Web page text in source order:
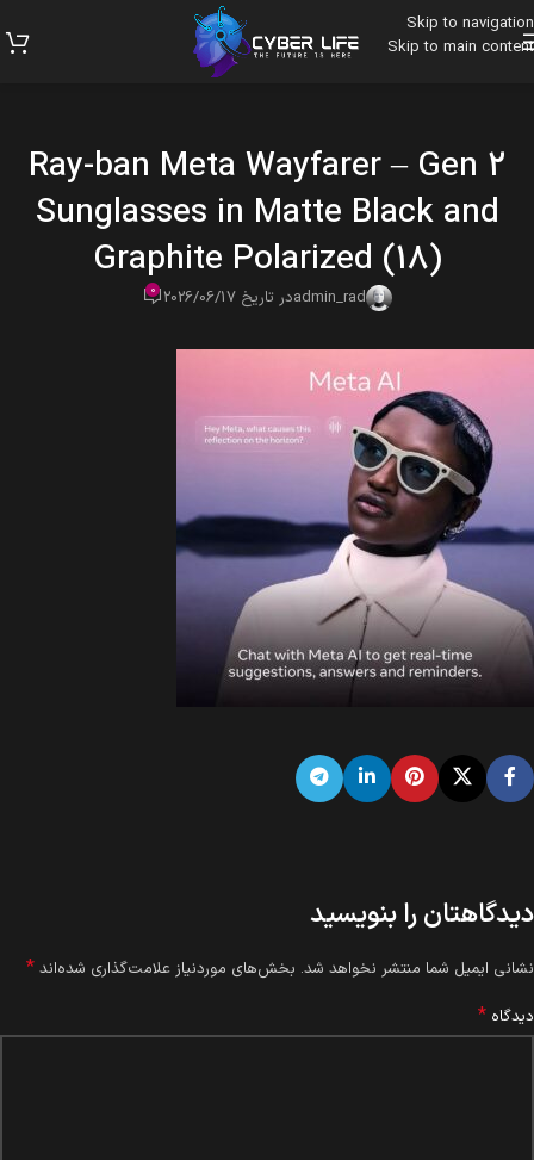
Skip to navigation
Skip to main content
Ray-ban Meta Wayfarer – Gen 2
Sunglasses in Matte Black and
Graphite Polarized (18)
admin_radدر تاریخ 2026/06/17 0
دیدگاهتان را بنویسید
نشانی ایمیل شما منتشر نخواهد شد. بخش‌های موردنیاز علامت‌گذاری شده‌اند *
دیدگاه *